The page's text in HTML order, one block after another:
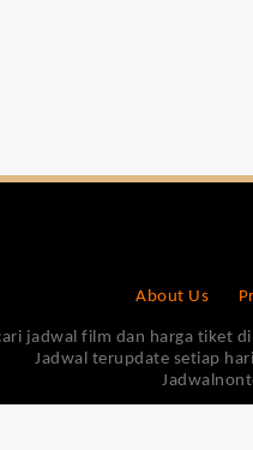
About Us
jadwal film dan harga tiket
Jadwal terupdate setiap